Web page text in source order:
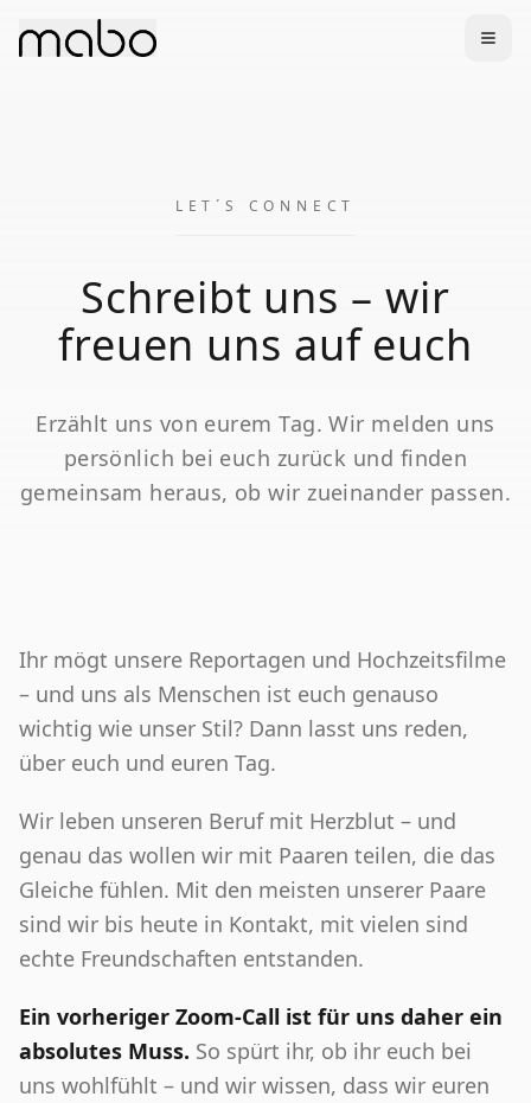
LET´S CONNECT
Schreibt uns – wir
freuen uns auf euch
Erzählt uns von eurem Tag. Wir melden uns
persönlich bei euch zurück und finden
gemeinsam heraus, ob wir zueinander passen.
Ihr mögt unsere Reportagen und Hochzeitsfilme
– und uns als Menschen ist euch genauso
wichtig wie unser Stil? Dann lasst uns reden,
über euch und euren Tag.
Wir leben unseren Beruf mit Herzblut – und
genau das wollen wir mit Paaren teilen, die das
Gleiche fühlen. Mit den meisten unserer Paare
sind wir bis heute in Kontakt, mit vielen sind
echte Freundschaften entstanden.
Ein vorheriger Zoom-Call ist für uns daher ein
absolutes Muss. So spürt ihr, ob ihr euch bei
uns wohlfühlt – und wir wissen, dass wir euren